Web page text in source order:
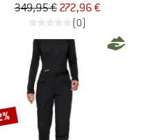
349,95 € 272,96 €
(0)